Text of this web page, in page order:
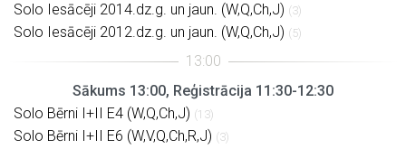
Solo Iesācēji 2014.dz.g. un jaun. (W,Q,Ch,J) (3)
Solo Iesācēji 2012.dz.g. un jaun. (W,Q,Ch,J) (5)
Sākums 13:00, Reģistrācija 11:30-12:30
Solo Bērni I+II E4 (W,Q,Ch,J) (13)
Solo Bērni I+II E6 (W,V,Q,Ch,R,J) (3)